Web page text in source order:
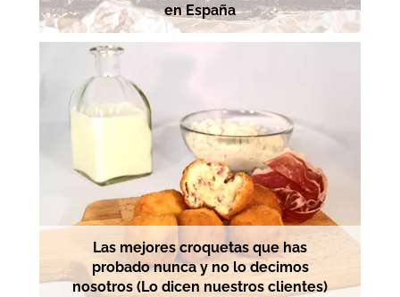
en España
Las mejores croquetas que has
probado nunca y no lo decimos
nosotros (Lo dicen nuestros clientes)